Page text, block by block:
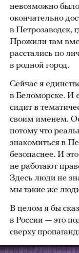
невозможно
окончательно
в Петрозаводск,
Прожили там
расстались по
в родной город.
Сейчас я
в Беломорске. И
сидит в
своим именем.
потому что
знакомиться в
безопаснее. И
не работают
Здесь люди не
мы такие же
В целом я бы
в России — это
сверху